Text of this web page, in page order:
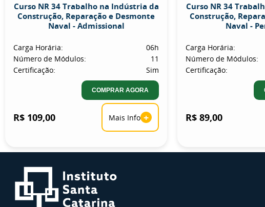
Curso NR 34 Trabalho na Indústria da
Construção, Reparação e Desmonte
Naval - Admissional
Carga Horária:
06h
Número de Módulos:
11
Certificação:
Sim
COMPRAR AGORA
R$ 109,00 Mais Info +
Curso NR 34
Construção,
Naval -
Carga Horária:
Número de Módulos:
Certificação:
R$ 89,00